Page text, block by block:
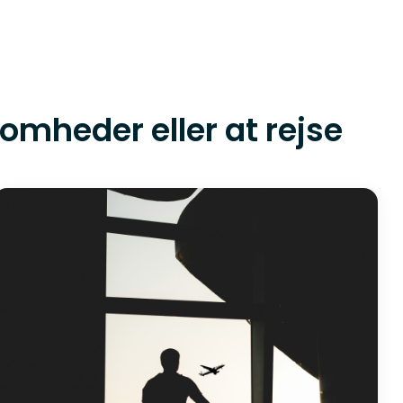
i Business
eller at rejse